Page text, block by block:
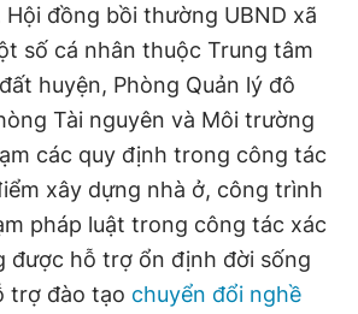
Hội đồng bồi thường UBND xã
số cá nhân thuộc Trung tâm
huyện, Phòng Quản lý đô
Tài nguyên và Môi trường
các quy định trong công tác
xây dựng nhà ở, công trình
pháp luật trong công tác xác
được hỗ trợ ổn định đời sống
trợ đào tạo chuyển đổi nghề